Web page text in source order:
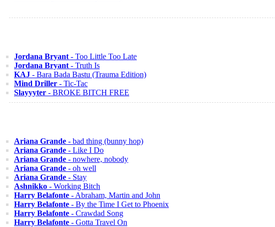
Jordana Bryant - Too Little Too Late
Jordana Bryant - Truth Is
KAJ - Bara Bada Bastu (Trauma Edition)
Mind Driller - Tic-Tac
Slayyyter - BROKE BITCH FREE
Ariana Grande - bad thing (bunny hop)
Ariana Grande - Like I Do
Ariana Grande - nowhere, nobody
Ariana Grande - oh well
Ariana Grande - Stay
Ashnikko - Working Bitch
Harry Belafonte - Abraham, Martin and John
Harry Belafonte - By the Time I Get to Phoenix
Harry Belafonte - Crawdad Song
Harry Belafonte - Gotta Travel On